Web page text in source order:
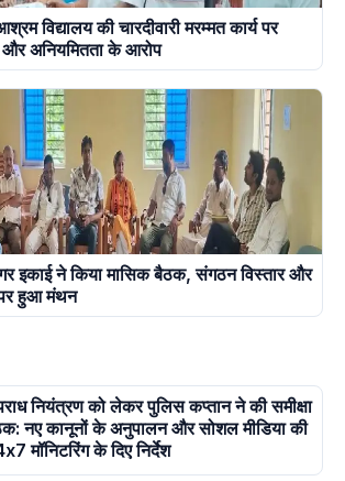
विद्यालय की चारदीवारी मरम्मत कार्य पर
और अनियमितता के आरोप
इकाई ने किया मासिक बैठक, संगठन विस्तार और
पर हुआ मंथन
नियंत्रण को लेकर पुलिस कप्तान ने की समीक्षा
नए कानूनों के अनुपालन और सोशल मीडिया की
मॉनिटरिंग के दिए निर्देश